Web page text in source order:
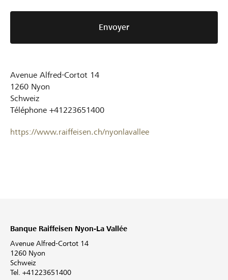
Envoyer
Avenue Alfred-Cortot 14
1260 Nyon
Schweiz
Téléphone +41223651400
https://www.raiffeisen.ch/nyonlavallee
Banque Raiffeisen Nyon-La Vallée
Avenue Alfred-Cortot 14
1260 Nyon
Schweiz
Tel. +41223651400